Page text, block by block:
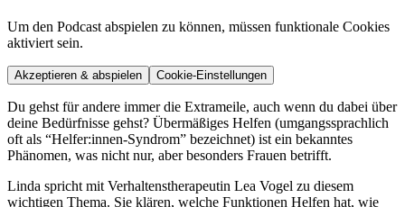
Um den Podcast abspielen zu können, müssen funktionale Cookies
aktiviert sein.
Akzeptieren & abspielen Cookie-Einstellungen
Du gehst für andere immer die Extrameile, auch wenn du dabei über
deine Bedürfnisse gehst? Übermäßiges Helfen (umgangssprachlich
oft als “Helfer:innen-Syndrom” bezeichnet) ist ein bekanntes
Phänomen, was nicht nur, aber besonders Frauen betrifft.
Linda spricht mit Verhaltenstherapeutin Lea Vogel zu diesem
wichtigen Thema. Sie klären, welche Funktionen Helfen hat, wie